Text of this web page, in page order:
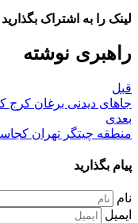
لینک را به اشتراک بگذارید
راهبری نوشته
قبل
جاهای دیدنی برغان
بعدی
منطقه چیتگر تهران
پیام بگذارید
نام
ایمیل